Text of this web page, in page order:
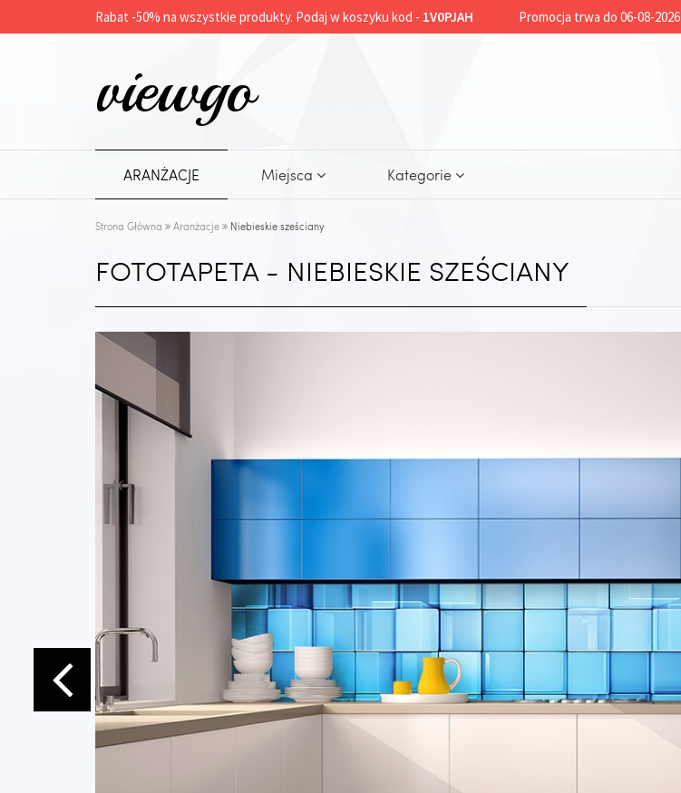
Rabat -50% na wszystkie produkty. Podaj w koszyku kod - 1V0PJAH Promocja trwa do 06-08-2026
viewgo
ARANŻACJE Miejsca Kategorie
Strona Główna Aranżacje Niebieskie sześciany
FOTOTAPETA - NIEBIESKIE SZEŚCIANY